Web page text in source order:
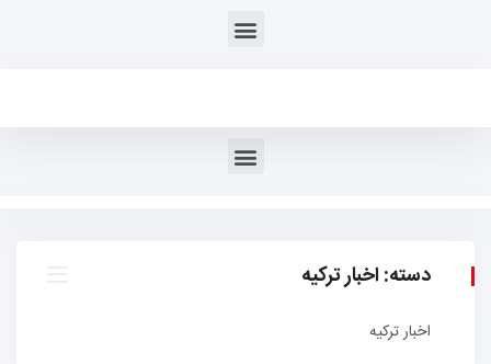
دسته: اخبار ترکیه
اخبار ترکیه